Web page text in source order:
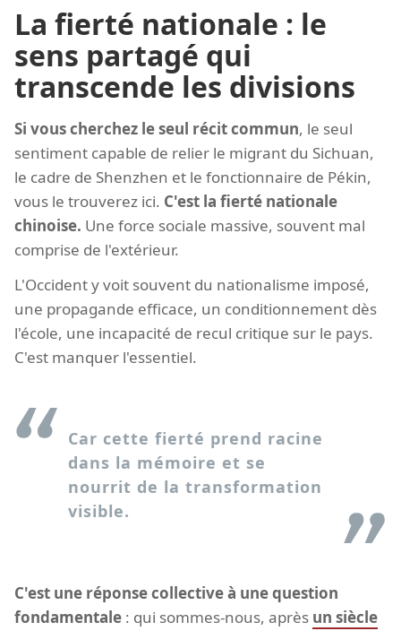
La fierté nationale : le
sens partagé qui
transcende les divisions
Si vous cherchez le seul récit commun, le seul
sentiment capable de relier le migrant du Sichuan,
le cadre de Shenzhen et le fonctionnaire de Pékin,
vous le trouverez ici. C'est la fierté nationale
chinoise. Une force sociale massive, souvent mal
comprise de l'extérieur.
L'Occident y voit souvent du nationalisme imposé,
une propagande efficace, un conditionnement dès
l'école, une incapacité de recul critique sur le pays.
C'est manquer l'essentiel.
Car cette fierté prend racine
dans la mémoire et se
nourrit de la transformation
visible.
C'est une réponse collective à une question
fondamentale : qui sommes-nous, après un siècle